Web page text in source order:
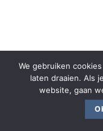
We gebruiken
laten draaien. Als
website, gaan